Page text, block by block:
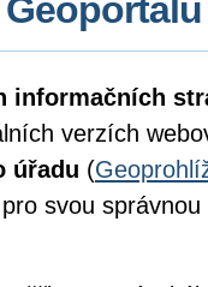
informačních
verzích
úřadu (
svou